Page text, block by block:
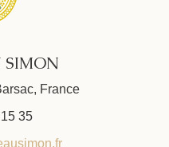
SIMON
France
35